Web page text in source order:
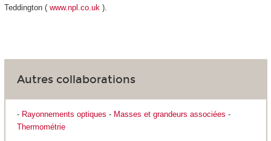
Teddington ( www.npl.co.uk ).
Autres collaborations
- Rayonnements optiques - Masses et grandeurs associées -
Thermométrie